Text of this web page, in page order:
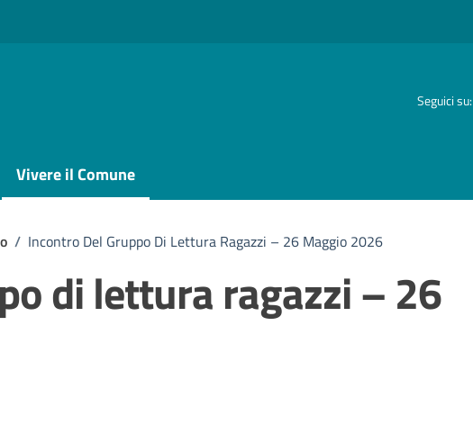
Seguici su:
Vivere il Comune
/ Incontro Del Gruppo Di Lettura Ragazzi – 26 Maggio 2026
di lettura ragazzi – 26